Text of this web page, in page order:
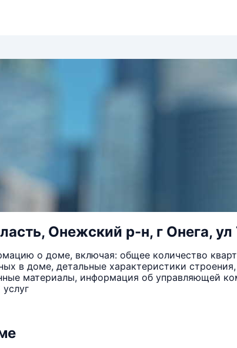
Онежский р-н, г Онега, ул
о доме, включая: общее количество
в доме, детальные характеристики
материалы, информация об управляющей